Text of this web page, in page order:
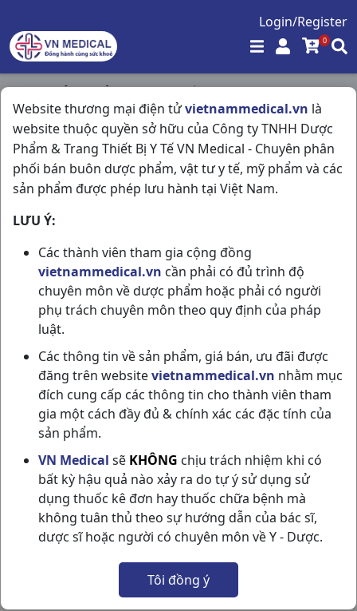
Login/Register
0
Website thương mại điện tửvietnammedical.vn là
website thuộc quyền sở hữu của Công ty TNHH Dược
Phẩm & Trang Thiết Bị Y Tế VN Medical - Chuyên phân
phối bán buôn dược phẩm, vật tư y tế, mỹ phẩm và các
sản phẩm được phép lưu hành tại Việt Nam.
LƯU Ý:
Các thành viên tham gia cộng đồng
vietnammedical.vn cần phải có đủ trình độ
chuyên môn về dược phẩm hoặc phải có người
phụ trách chuyên môn theo quy định của pháp
luật.
Các thông tin về sản phẩm, giá bán, ưu đãi được
đăng trên websitevietnammedical.vn nhằm mục
đích cung cấp các thông tin cho thành viên tham
gia một cách đầy đủ & chính xác các đặc tính của
sản phẩm.
VN Medical sẽ KHÔNG chịu trách nhiệm khi có
bất kỳ hậu quả nào xảy ra do tự ý sử dụng sử
dụng thuốc kê đơn hay thuốc chữa bệnh mà
không tuân thủ theo sự hướng dẫn của bác sĩ,
dược sĩ hoặc người có chuyên môn về Y - Dược.
Tôi đồng ý
Trang chủ / Giảm Đau - Hạ Sốt /
Tydol Plus H10vi10vn Opv
TYDOL PLUS H10VI10VN OPV
NSX:Opv
Nhóm hàng:Giảm Đau - Hạ Sốt,
Chia sẻ qua mạng xã hội: